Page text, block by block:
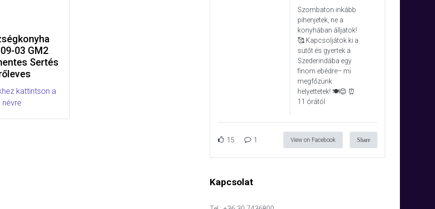
03 GM2
Sertés
kattintson a
névre
Szombaton inkább
pihenjetek, ne a
konyhában álljatok!
🥰 Kapcsoljátok ki a
sütőt és gyertek a
Szederindába egy
finom ebédre– mi
megfőzünk
helyettetek! 🍽️😊 ⏰
11 órától
15 1 View on Facebook Share
Kapcsolat